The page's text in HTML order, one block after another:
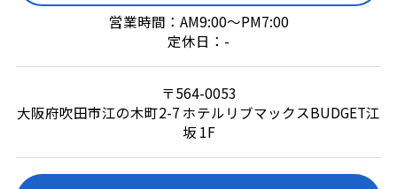
営業時間：AM9:00～PM7:00
定休日：-
〒564-0053
大阪府吹田市江の木町2-7 ホテルリブマックスBUDGET江
坂 1F